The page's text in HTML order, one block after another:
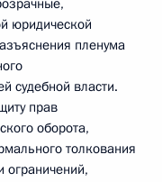
юридической
пленума
судебной власти.
прав
оборота,
толкования
ограничений,